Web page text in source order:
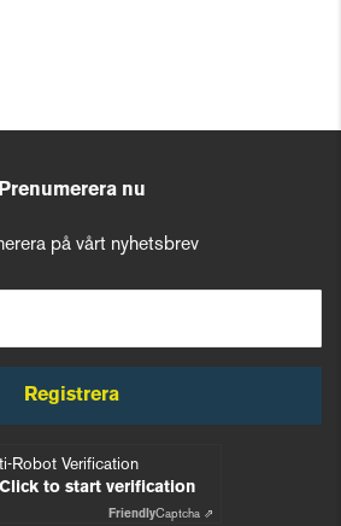
Prenumerera nu
på vårt nyhetsbrev
Registrera
Robot Verification
Click to start verification
FriendlyCaptcha ⇗